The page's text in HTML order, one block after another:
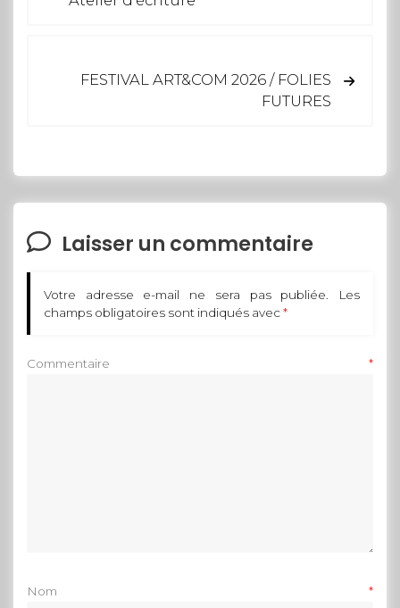
FESTIVAL ART&COM 2026 / FOLIES
FUTURES
Laisser un commentaire
Votre adresse e-mail ne sera pas publiée.
Les
champs obligatoires sont indiqués avec*
Commentaire *
Nom *